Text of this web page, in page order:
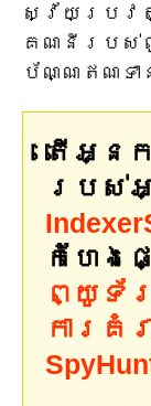
ស្វ័យប្រវ
គណនីរបស់ពួ
ប័ណ្ណឥណទ
តើអ្ន
របស់អ្
កំហែង
ព្យូទ័
ការគំ